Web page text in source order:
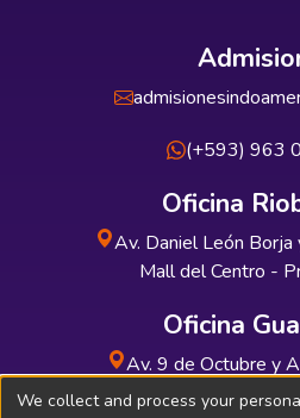
(+593) 963
Oficina
Av. Daniel León Borja
Mall del Centro -
Oficina
Av. 9 de Octubre y
INDUAUTO -
We collect and process your